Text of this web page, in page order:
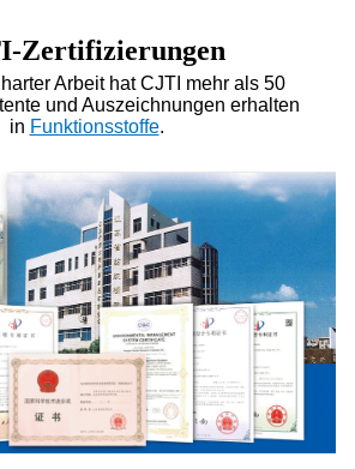
Zertifizierungen
Arbeit hat CJTI mehr als 50
und Auszeichnungen erhalten
in Funktionsstoffe.